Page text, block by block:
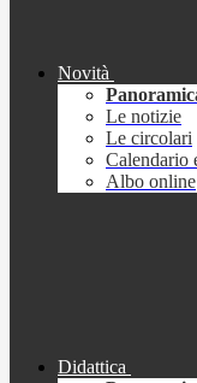
Novità
Le notizie
Le circolari
Calendario
Albo online
Didattica